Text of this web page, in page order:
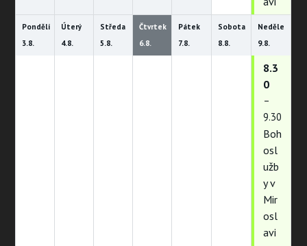
Pondělí
3.8.
Úterý
4.8.
Středa
5.8.
Čtvrtek
6.8.
Pátek
7.8.
Sobota
8.8.
Neděle
9.8.
8.3
0
–
9.30
Boh
osl
užb
y v
Mir
osl
avi